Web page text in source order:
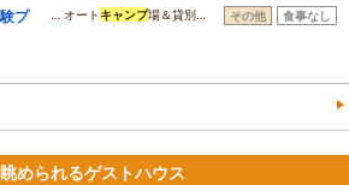
プ
… オート キャンプ場＆貸別… その他 食事なし
められるゲストハウス